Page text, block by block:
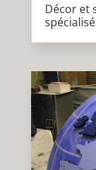
Décor et